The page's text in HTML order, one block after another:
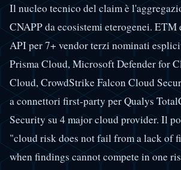
Il nucleo tecnico del claim è
CNAPP da ecosistemi eterogenei. ETM
API per 7+ vendor terzi nominati
Prisma Cloud, Microsoft Defender for
Cloud, CrowdStrike Falcon Cloud
a connettori first-party per Qualys
Security su 4 major cloud provider. Il
"cloud risk does not fail from a lack of
when findings cannot compete in one